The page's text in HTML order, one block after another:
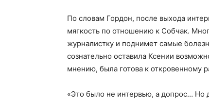
По словам Гордон, после выхода
мягкость по отношению к Собчак.
журналистку и поднимет самые
сознательно оставила Ксении
мнению, была готова к откровенному
«Это было не интервью, а допрос… Но